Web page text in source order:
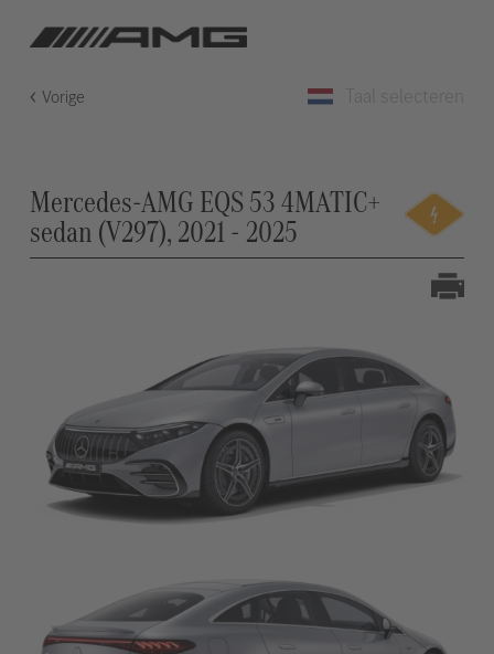
Vorige
Mercedes-AMG EQS 53 4MATIC+
sedan (V297), 2021 - 2025